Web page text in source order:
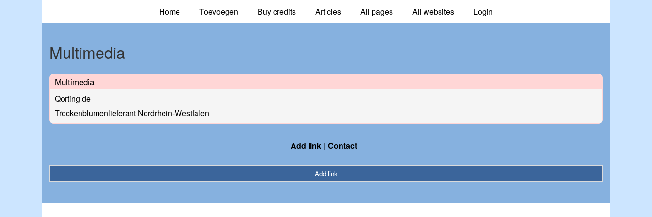
Home Toevoegen Buy credits Articles All pages All websites Login
Multimedia
Multimedia
Qorting.de
Trockenblumenlieferant Nordrhein-Westfalen
Add link Contact
Add link